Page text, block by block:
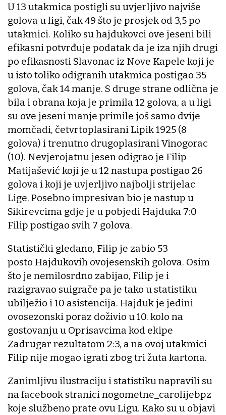
U 13 utakmica postigli su uvjerljivo najviše
golova u ligi, čak 49 što je prosjek od 3,5 po
utakmici. Koliko su hajdukovci ove jeseni bili
efikasni potvrđuje podatak da je iza njih drugi
po efikasnosti Slavonac iz Nove Kapele koji je
u isto toliko odigranih utakmica postigao 35
golova, čak 14 manje. S druge strane odlična je
bila i obrana koja je primila 12 golova, a u ligi
su ove jeseni manje primile još samo dvije
momčadi, četvrtoplasirani Lipik 1925 (8
golova) i trenutno drugoplasirani Vinogorac
(10). Nevjerojatnu jesen odigrao je Filip
Matijašević koji je u 12 nastupa postigao 26
golova i koji je uvjerljivo najbolji strijelac
Lige. Posebno impresivan bio je nastup u
Sikirevcima gdje je u pobjedi Hajduka 7:0
Filip postigao svih 7 golova.
Statistički gledano, Filip je zabio 53
posto Hajdukovih ovojesenskih golova. Osim
što je nemilosrdno zabijao, Filip je i
razigravao suigrače pa je tako u statistiku
ubilježio i 10 asistencija. Hajduk je jedini
ovosezonski poraz doživio u 10. kolo na
gostovanju u Oprisavcima kod ekipe
Zadrugar rezultatom 2:3, a na ovoj utakmici
Filip nije mogao igrati zbog tri žuta kartona.
Zanimljivu ilustraciju i statistiku napravili su
na facebook stranici nogometne_carolijebpz
koje službeno prate ovu Ligu. Kako su u objavi